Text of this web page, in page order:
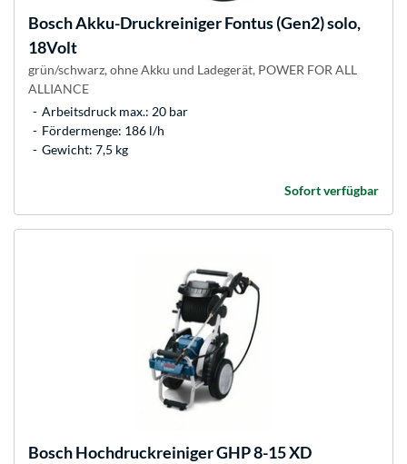
BoschAkku-Druckreiniger Fontus (Gen2) solo,
18Volt
grün/schwarz, ohne Akku und Ladegerät, POWER FOR ALL
ALLIANCE
Arbeitsdruck max.: 20 bar
Fördermenge: 186 l/h
Gewicht: 7,5 kg
Sofort verfügbar
BoschHochdruckreiniger GHP 8-15 XD